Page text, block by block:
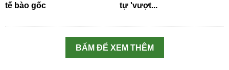
tế bào gốc
tự 'vượt...
BẤM ĐỂ XEM THÊM